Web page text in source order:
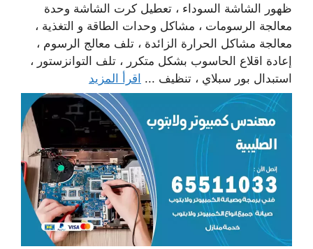
ظهور الشاشة السوداء ، تعطيل كرت الشاشة وحدة
معالجة الرسومات ، مشاكل وحدات الطاقة و التغذية ،
معالجة مشاكل الحرارة الزائدة ، تلف معالج الرسوم ،
إعادة اقلاع الحاسوب بشكل متكرر ، تلف التوانزستور ،
استبدال بور سبلاي ، تنظيف ... اقرأ المزيد